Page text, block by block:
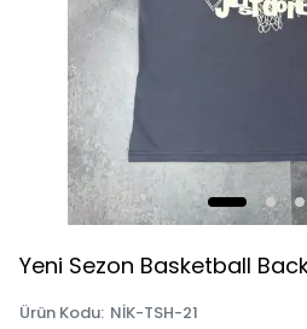
Yeni Sezon Basketball
Ürün Kodu: NİK-TSH-21